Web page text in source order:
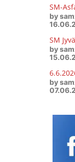
SM-
by
SM
by
by